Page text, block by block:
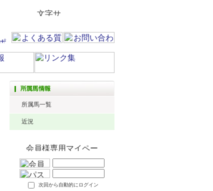
所属馬一覧
近況
次回から自動的にログイン